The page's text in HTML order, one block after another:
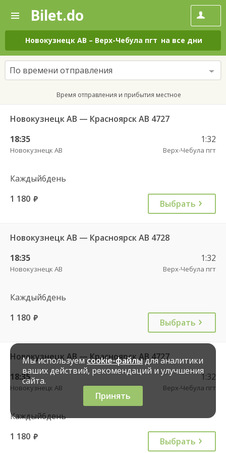
—
Поиск
и
покупка
билетов
на
автобус
онлайн
Bilet.do
Новокузнецк АВ – Верх-Чебула пгт на все дни
По времени отправления
Время отправления и прибытия местное
Новокузнецк АВ — Красноярск АВ 4727
18:35
Новокузнецк АВ
1:32
Верх-Чебула пгт
Каждый6день
1 180 руб. Выбрать
Новокузнецк АВ — Красноярск АВ 4728
18:35
Новокузнецк АВ
1:32
Верх-Чебула пгт
Каждый6день
1 180 руб. Выбрать
Новокузнецк АВ — Красноярск АВ 4727
18:35
Новокузнецк АВ
1:32
Верх-Чебула пгт
Каждый6день
1 180 руб. Выбрать
Мы используемcookie-файлыдля аналитики
ваших действий, рекомендаций и улучшения
сайта.
Принять